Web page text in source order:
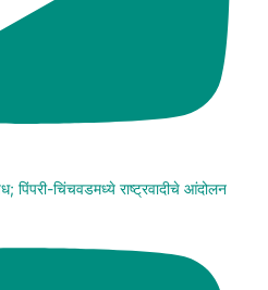
पिंपरी-चिंचवडमध्ये राष्ट्रवादीचे आंदोलन